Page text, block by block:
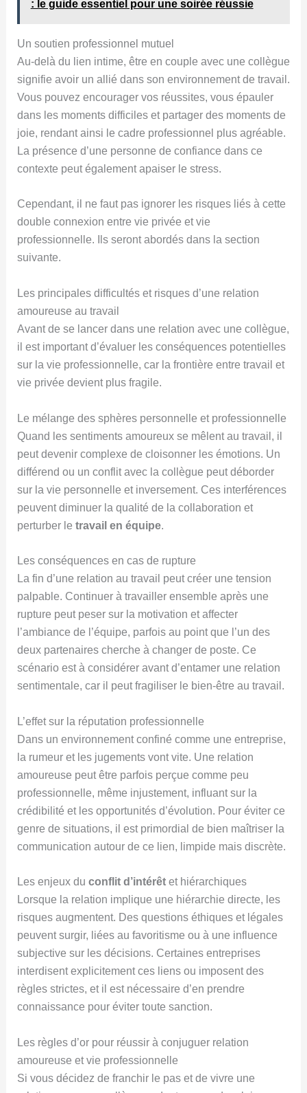
: le guide essentiel pour une soirée réussie
Un soutien professionnel mutuel
Au-delà du lien intime, être en couple avec une collègue
signifie avoir un allié dans son environnement de travail.
Vous pouvez encourager vos réussites, vous épauler
dans les moments difficiles et partager des moments de
joie, rendant ainsi le cadre professionnel plus agréable.
La présence d’une personne de confiance dans ce
contexte peut également apaiser le stress.
Cependant, il ne faut pas ignorer les risques liés à cette
double connexion entre vie privée et vie
professionnelle. Ils seront abordés dans la section
suivante.
Les principales difficultés et risques d’une relation
amoureuse au travail
Avant de se lancer dans une relation avec une collègue,
il est important d’évaluer les conséquences potentielles
sur la vie professionnelle, car la frontière entre travail et
vie privée devient plus fragile.
Le mélange des sphères personnelle et professionnelle
Quand les sentiments amoureux se mêlent au travail, il
peut devenir complexe de cloisonner les émotions. Un
différend ou un conflit avec la collègue peut déborder
sur la vie personnelle et inversement. Ces interférences
peuvent diminuer la qualité de la collaboration et
perturber le travail en équipe.
Les conséquences en cas de rupture
La fin d’une relation au travail peut créer une tension
palpable. Continuer à travailler ensemble après une
rupture peut peser sur la motivation et affecter
l’ambiance de l’équipe, parfois au point que l’un des
deux partenaires cherche à changer de poste. Ce
scénario est à considérer avant d’entamer une relation
sentimentale, car il peut fragiliser le bien-être au travail.
L’effet sur la réputation professionnelle
Dans un environnement confiné comme une entreprise,
la rumeur et les jugements vont vite. Une relation
amoureuse peut être parfois perçue comme peu
professionnelle, même injustement, influant sur la
crédibilité et les opportunités d’évolution. Pour éviter ce
genre de situations, il est primordial de bien maîtriser la
communication autour de ce lien, limpide mais discrète.
Les enjeux du conflit d’intérêtet hiérarchiques
Lorsque la relation implique une hiérarchie directe, les
risques augmentent. Des questions éthiques et légales
peuvent surgir, liées au favoritisme ou à une influence
subjective sur les décisions. Certaines entreprises
interdisent explicitement ces liens ou imposent des
règles strictes, et il est nécessaire d’en prendre
connaissance pour éviter toute sanction.
Les règles d’or pour réussir à conjuguer relation
amoureuse et vie professionnelle
Si vous décidez de franchir le pas et de vivre une